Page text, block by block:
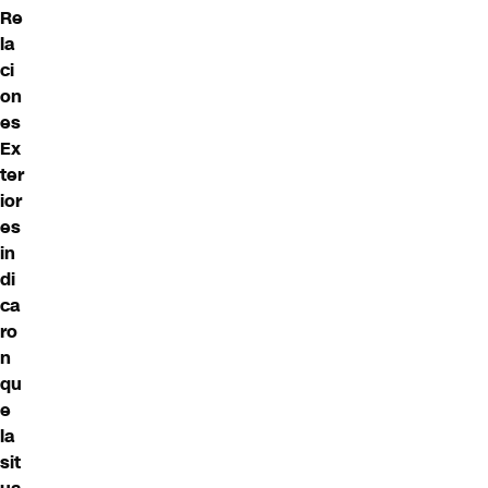
Re
la
ci
on
es
Ex
ter
ior
es
in
di
ca
ro
n
qu
e
la
sit